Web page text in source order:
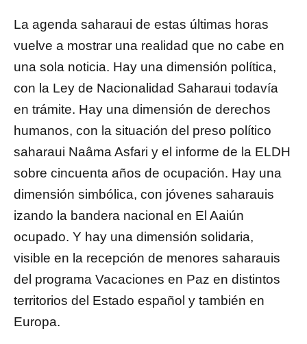
La agenda saharaui de estas últimas horas
vuelve a mostrar una realidad que no cabe en
una sola noticia. Hay una dimensión política,
con la Ley de Nacionalidad Saharaui todavía
en trámite. Hay una dimensión de derechos
humanos, con la situación del preso político
saharaui Naâma Asfari y el informe de la ELDH
sobre cincuenta años de ocupación. Hay una
dimensión simbólica, con jóvenes saharauis
izando la bandera nacional en El Aaiún
ocupado. Y hay una dimensión solidaria,
visible en la recepción de menores saharauis
del programa Vacaciones en Paz en distintos
territorios del Estado español y también en
Europa.